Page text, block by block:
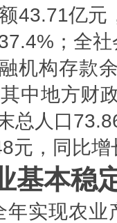
43.71亿元
；全
机构存款
中地方财
总人口
元，同比增
基本稳
年实现农业